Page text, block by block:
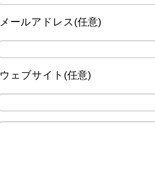
メールアドレス(任意)
ウェブサイト(任意)